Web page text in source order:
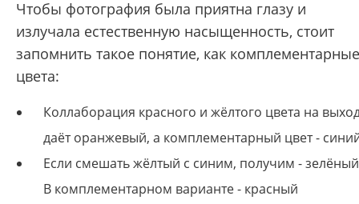
Чтобы фотография была приятна глазу и
излучала естественную насыщенность, стоит
запомнить такое понятие, как комплементарные
цвета:
Коллаборация красного и жёлтого цвета на
даёт оранжевый, а комплементарный цвет -
Если смешать жёлтый с синим, получим -
В комплементарном варианте - красный